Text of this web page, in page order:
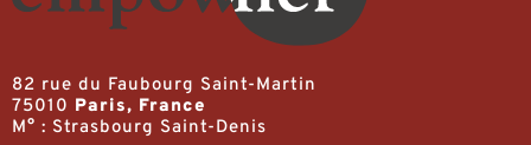
82 rue du Faubourg Saint-Martin
75010 Paris, France
M° : Strasbourg Saint-Denis